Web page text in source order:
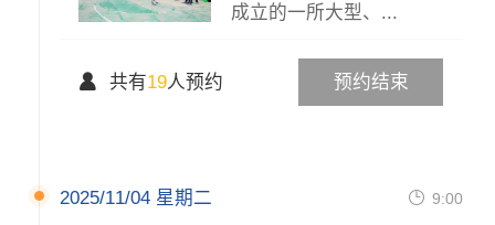
成立的一所大型、...
预约结束
 共有19人预约
2025/11/04 星期二  9:00